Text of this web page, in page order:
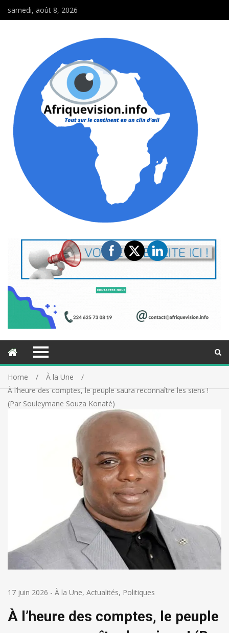
samedi, août 8, 2026
Home
À la Une
À l’heure des comptes, le peuple saura reconnaître les siens !
(Par Souleymane Souza Konaté)
17 juin 2026 - À la Une, Actualités, Politiques
À l’heure des comptes, le peuple